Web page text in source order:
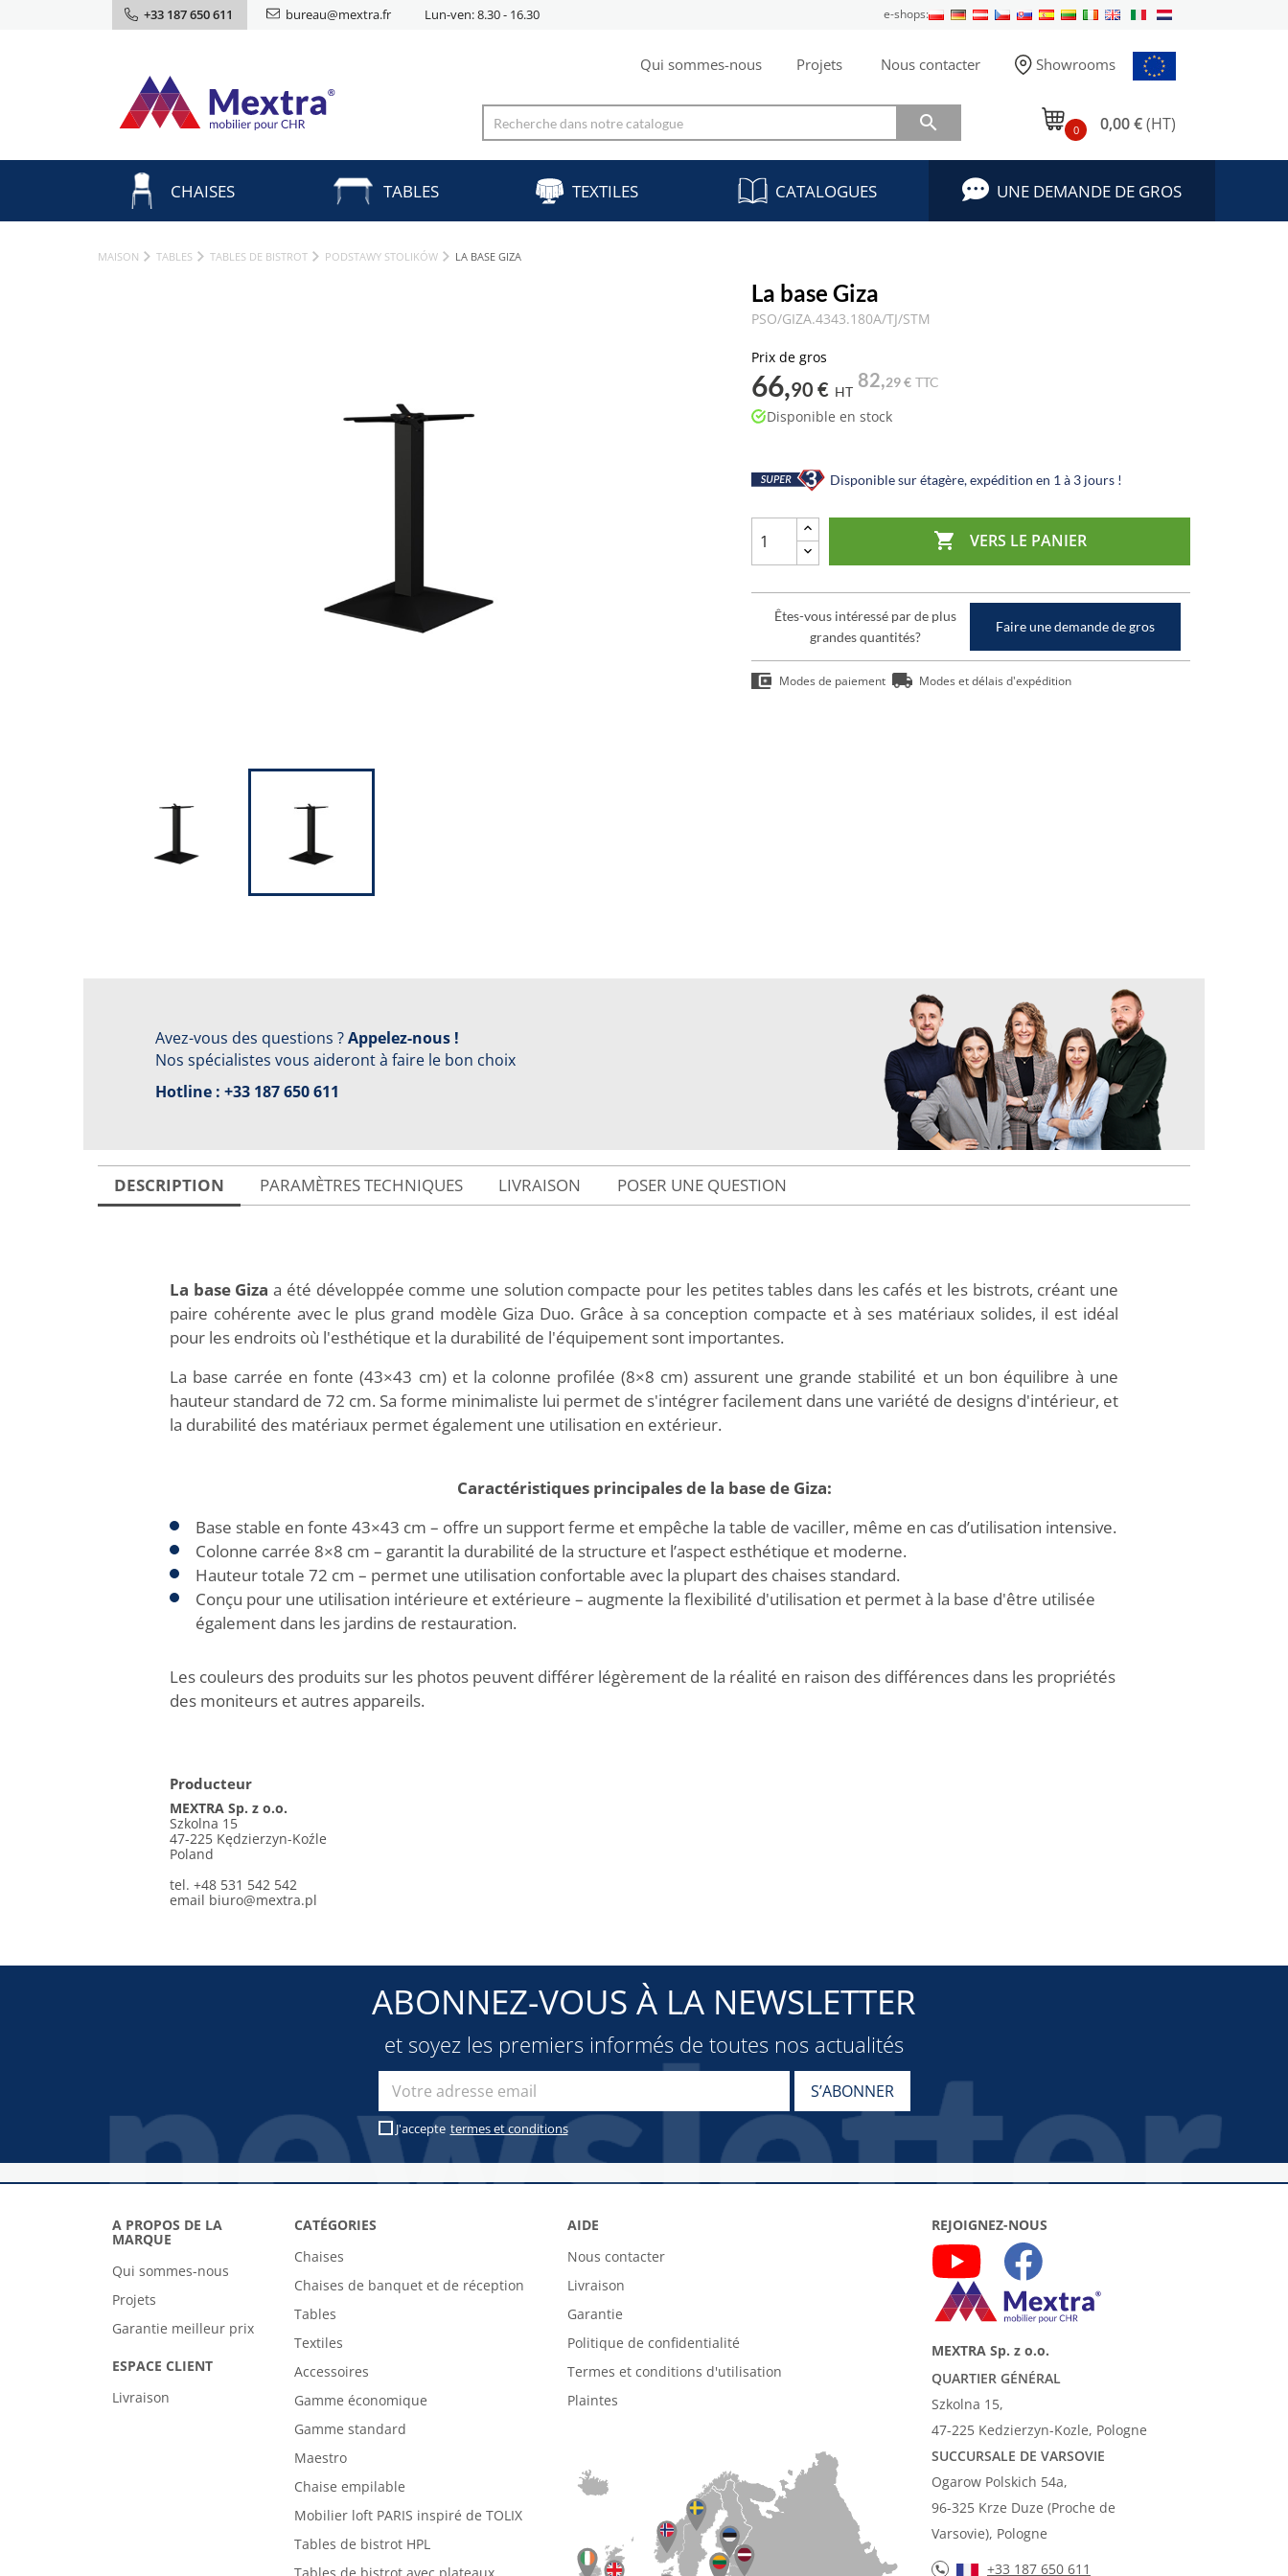
+33 187 650 611 bureau@mextra.fr Lun-ven: 8.30 - 16.30 e-shops:
Qui sommes-nous Projets Nous contacter Showrooms
 0 0,00 €(HT)
CHAISES TABLES TEXTILES CATALOGUES UNE DEMANDE DE GROS
MAISON TABLES TABLES DE BISTROT PODSTAWY STOLIKÓW LA BASE GIZA
La base Giza
PSO/GIZA.4343.180A/TJ/STM
Prix de gros
66,90 € HT
82,29 € TTC
Disponible en stock
Disponible sur étagère, expédition en 1 à 3 jours !
 VERS LE PANIER
Êtes-vous intéressé par de plus
grandes quantités?
Faire une demande de gros
Modes de paiement Modes et délais d'expédition
Avez-vous des questions ?Appelez-nous !
Nos spécialistes vous aideront à faire le bon choix
Hotline : +33 187 650 611
DESCRIPTION PARAMÈTRES TECHNIQUES LIVRAISON POSER UNE QUESTION
La base Giza a été développée comme une solution compacte pour les petites tables dans les cafés et les bistrots, créant une
paire cohérente avec le plus grand modèle Giza Duo. Grâce à sa conception compacte et à ses matériaux solides, il est idéal
pour les endroits où l'esthétique et la durabilité de l'équipement sont importantes.
La base carrée en fonte (43×43 cm) et la colonne profilée (8×8 cm) assurent une grande stabilité et un bon équilibre à une
hauteur standard de 72 cm. Sa forme minimaliste lui permet de s'intégrer facilement dans une variété de designs d'intérieur, et
la durabilité des matériaux permet également une utilisation en extérieur.
Caractéristiques principales de la base de Giza:
Base stable en fonte 43×43 cm – offre un support ferme et empêche la table de vaciller, même en cas d’utilisation intensive.
Colonne carrée 8×8 cm – garantit la durabilité de la structure et l’aspect esthétique et moderne.
Hauteur totale 72 cm – permet une utilisation confortable avec la plupart des chaises standard.
Conçu pour une utilisation intérieure et extérieure – augmente la flexibilité d'utilisation et permet à la base d'être utilisée
également dans les jardins de restauration.
Les couleurs des produits sur les photos peuvent différer légèrement de la réalité en raison des différences dans les propriétés
des moniteurs et autres appareils.
Producteur
MEXTRA Sp. z o.o.
Szkolna 15
47-225 Kędzierzyn-Koźle
Poland
tel. +48 531 542 542
email biuro@mextra.pl
ABONNEZ-VOUS À LA NEWSLETTER
et soyez les premiers informés de toutes nos actualités
J'accepte termes et conditions
A PROPOS DE LA
MARQUE
Qui sommes-nous
Projets
Garantie meilleur prix
ESPACE CLIENT
Livraison
CATÉGORIES
Chaises
Chaises de banquet et de réception
Tables
Textiles
Accessoires
Gamme économique
Gamme standard
Maestro
Chaise empilable
Mobilier loft PARIS inspiré de TOLIX
Tables de bistrot HPL
Tables de bistrot avec plateaux
AIDE
Nous contacter
Livraison
Garantie
Politique de confidentialité
Termes et conditions d'utilisation
Plaintes
REJOIGNEZ-NOUS
MEXTRA Sp. z o.o.
QUARTIER GÉNÉRAL
Szkolna 15,
47-225 Kedzierzyn-Kozle, Pologne
SUCCURSALE DE VARSOVIE
Ogarow Polskich 54a,
96-325 Krze Duze (Proche de
Varsovie), Pologne
+33 187 650 611